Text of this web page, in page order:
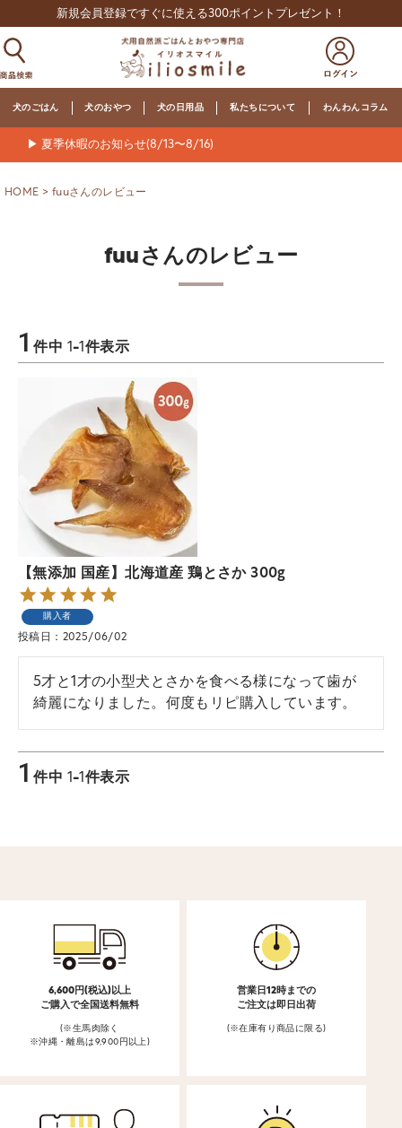
新規会員登録ですぐに使える300ポイントプレゼント！
犬のごはん 犬のおやつ 犬の日用品 私たちについて わんわんコラム
▶ 夏季休暇のお知らせ(8/13〜8/16)
HOME fuuさんのレビュー
fuuさんのレビュー
1件中 1-1 件表示
【無添加 国産】北海道産 鶏とさか 300g
購入者
投稿日 2025/06/02
5才と1才の小型犬とさかを食べる様になって歯が
1件中 1-1 件表示
6,600円(税込)以上
ご購入で全国送料無料
(※生馬肉除く
※沖縄・離島は9,900円以上)
営業日12時までの
ご注文は即日出荷
(※在庫有り商品に限る)